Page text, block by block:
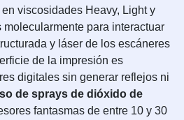
viscosidades Heavy, Light y
molecularmente para interactuar
y láser de los escáneres
de la impresión es
digitales sin generar reflejos ni
de sprays de dióxido de
fantasmas de entre 10 y 30